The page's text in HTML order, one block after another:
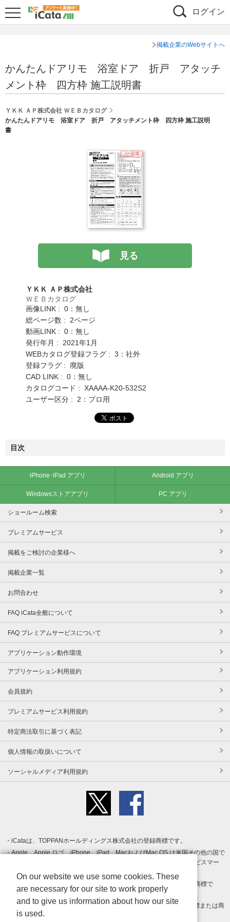
ログイン
掲載企業のWebサイトへ
かんたんドアリモ 浴室ドア 折戸 アタッチ
メント枠 四方枠 施工説明書
ＹＫＫ ＡＰ株式会社 ＷＥＢカタログ
かんたんドアリモ 浴室ドア 折戸 アタッチメント枠 四方枠 施工説明
書
見る
ＹＫＫ ＡＰ株式会社
ＷＥＢカタログ
画像LINK : 0：無し
総ページ数 : 2ページ
動画LINK : 0：無し
発行年月 : 2021年1月
WEBカタログ登録フラグ : 3：社外
登録フラグ : 廃版
CAD LINK : 0：無し
カタログコード : XAAAA-K20-532S2
ユーザー区分 : 2：プロ用
目次
iPhone･iPad アプリ Android アプリ
Windowsストアアプリ PC アプリ
ショールーム検索
プレミアムサービス
掲載をご検討の企業様へ
掲載企業一覧
お問合わせ
FAQ iCata全般について
FAQ プレミアムサービスについて
アプリケーション動作環境
アプリケーション利用規約
会員規約
プレミアムサービス利用規約
特定商法取引に基づく表記
個人情報の取扱いについて
ソーシャルメディア利用規約
iCataは、TOPPANホールディングス株式会社の登録商標です。
Apple、Apple ロゴ、iPhone、iPad、MacおよびMac OS は米国その他の国で
登録された Apple Inc. の商標です。App Store は Apple Inc. のサービスマー
クです。
Android、Google Play および Google Play ロゴ は Google LLC の商標で
す。
Windows は Microsoft Inc.の米国およびその他の国における登録商標または商
標です。
On our website we use some cookies. These
are necessary for our site to work properly
and to give us information about how our site
is used.